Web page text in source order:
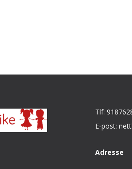
Tlf:
E-post:
Adresse